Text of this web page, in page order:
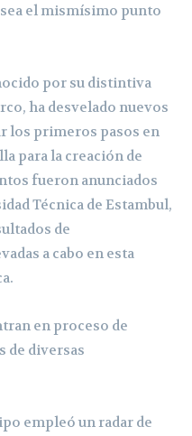
el mismísimo punto
por su distintiva
ha desvelado nuevos
los primeros pasos en
para la creación de
fueron anunciados
Técnica de Estambul,
de
a cabo en esta
en proceso de
de diversas
empleó un radar de